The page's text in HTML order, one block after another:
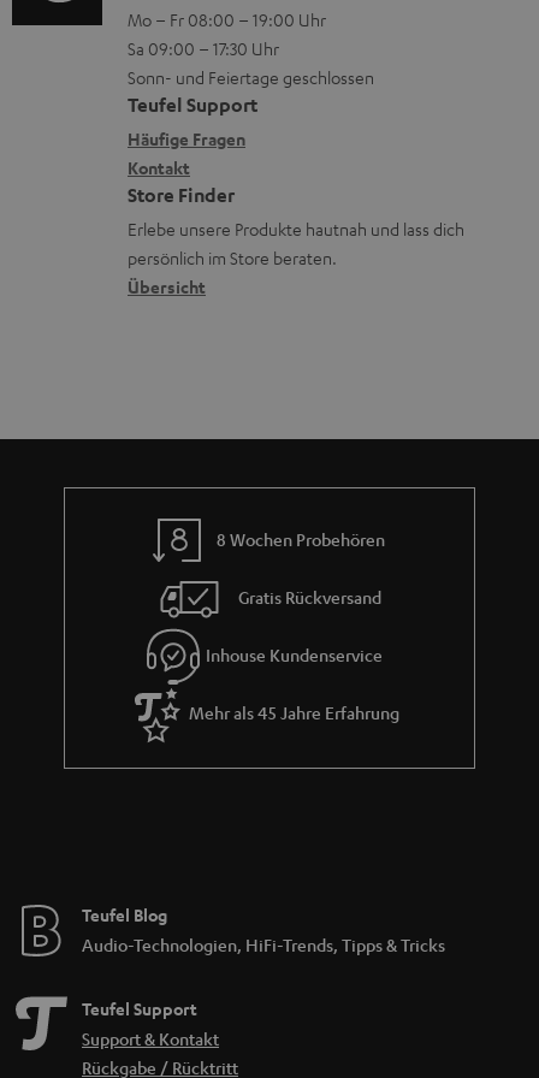
d
e
n
z
u
m
V
e
r
s
a
o
n
e
n
z
u
r
G
n
-
L
e
x
i
k
o
n
n
t
a
k
t
d
a
t
Mo – Fr 08:00 – 19:00 Uhr
Sa 09:00 – 17:30 Uhr
Sonn- und Feiertage geschlossen
Teufel Support
Häufige Fragen
Kontakt
Store Finder
Erlebe unsere Produkte hautnah und lass dich
persönlich im Store beraten.
Übersicht
8 Wochen Probehören
Gratis Rückversand
Inhouse Kundenservice
Mehr als 45 Jahre Erfahrung
Teufel Blog
Audio-Technologien, HiFi-Trends, Tipps & Tricks
Teufel Support
Support & Kontakt
Rückgabe / Rücktritt